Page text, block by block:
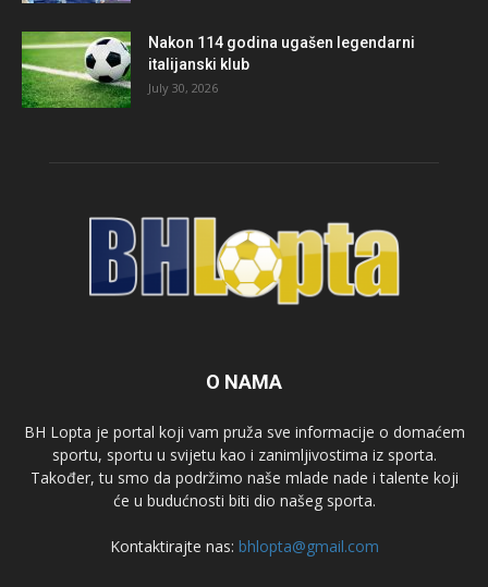
Nakon 114 godina ugašen legendarni
italijanski klub
July 30, 2026
O NAMA
BH Lopta je portal koji vam pruža sve informacije o domaćem
sportu, sportu u svijetu kao i zanimljivostima iz sporta.
Također, tu smo da podržimo naše mlade nade i talente koji
će u budućnosti biti dio našeg sporta.
Kontaktirajte nas: bhlopta@gmail.com